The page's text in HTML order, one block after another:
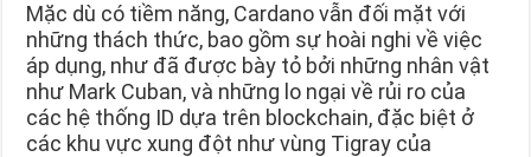
Mặc dù có tiềm năng, Cardano vẫn đối mặt với
những thách thức, bao gồm sự hoài nghi về việc
áp dụng, như đã được bày tỏ bởi những nhân vật
như Mark Cuban, và những lo ngại về rủi ro của
các hệ thống ID dựa trên blockchain, đặc biệt ở
các khu vực xung đột như vùng Tigray của